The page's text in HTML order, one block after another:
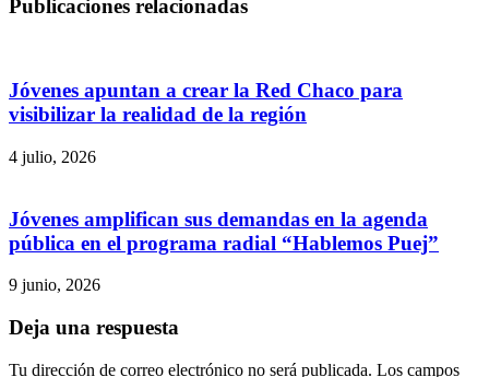
Publicaciones relacionadas
Jóvenes apuntan a crear la Red Chaco para
visibilizar la realidad de la región
4 julio, 2026
Jóvenes amplifican sus demandas en la agenda
pública en el programa radial “Hablemos Puej”
9 junio, 2026
Deja una respuesta
Tu dirección de correo electrónico no será publicada. Los campos